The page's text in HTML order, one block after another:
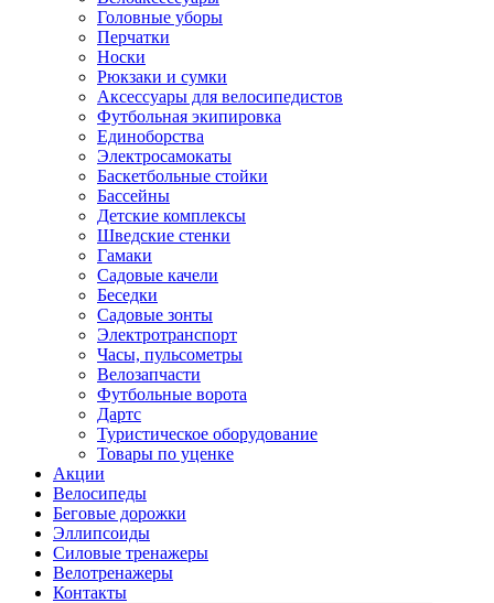
Головные уборы
Перчатки
Носки
Рюкзаки и сумки
Аксессуары для велосипедистов
Футбольная экипировка
Единоборства
Электросамокаты
Баскетбольные стойки
Бассейны
Детские комплексы
Шведские стенки
Гамаки
Садовые качели
Беседки
Садовые зонты
Электротранспорт
Часы, пульсометры
Велозапчасти
Футбольные ворота
Дартс
Туристическое оборудование
Товары по уценке
Акции
Велосипеды
Беговые дорожки
Эллипсоиды
Силовые тренажеры
Велотренажеры
Контакты